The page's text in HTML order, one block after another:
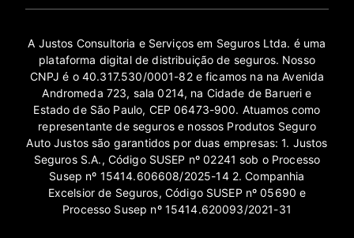
A Justos Consultoria e Serviços em Seguros Ltda. é uma
plataforma digital de distribuição de seguros. Nosso
CNPJ é o 40.317.530/0001-82 e ficamos na na Avenida
Andromeda 723, sala 0214, na Cidade de Barueri e
Estado de São Paulo, CEP 06473-900. Atuamos como
representante de seguros e nossos Produtos Seguro
Auto Justos são garantidos por duas empresas: 1. Justos
Seguros S.A., Código SUSEP nº 02241 sob o Processo
Susep nº 15414.606608/2025-14 2. Companhia
Excelsior de Seguros, Código SUSEP nº 05690 e
Processo Susep nº 15414.620093/2021-31